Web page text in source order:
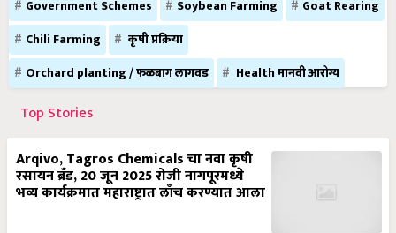
Government Schemes Soybean Farming
Goat Rearing
Chili Farming
कृषी प्रक्रिया
Orchard planting / फळबाग लागवड
Health मानवी आरोग्य
Top Stories
Arqivo, Tagros Chemicals चा नवा कृषी
रसायन ब्रँड, 20 जून 2025 रोजी नागपूरमध्ये
भव्य कार्यक्रमात महाराष्ट्रात लाँच करण्यात आला